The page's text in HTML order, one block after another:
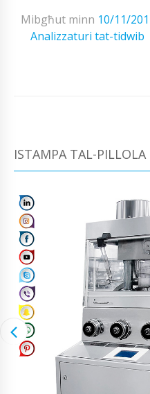
Mibgħut minn 10/11/
Analizzaturi tat-tidwib
ISTAMPA TAL-